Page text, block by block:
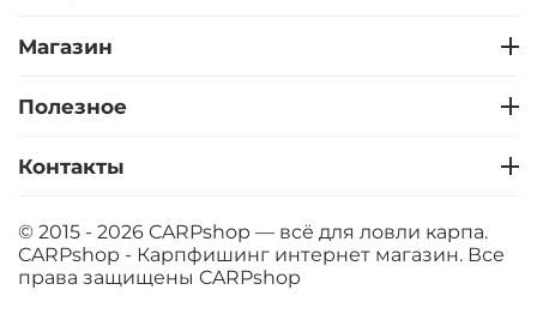
Магазин
Полезное
Контакты
© 2015 - 2026 CARPshop — всё для ловли карпа.
CARPshop - Карпфишинг интернет магазин. Все
права защищены CARPshop